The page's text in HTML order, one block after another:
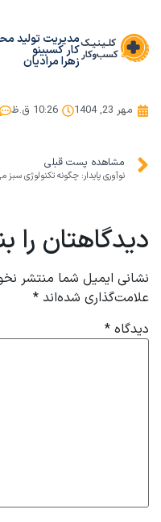
مدیریت تولید
کار کسبینو
زهرا مرادیان
مهر 23, 1404 10:26 ق.ظ
مشاهده پست قبلی
دیدگاهتان را
نشانی ایمیل شما منتشر
علامت‌گذاری شده‌اند *
دیدگاه *